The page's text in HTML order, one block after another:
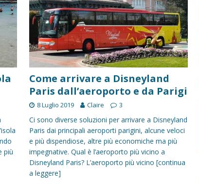
sull’Etna: Guida Completa per Famiglie
SENTIERI,
con bambini: itinerari imperdibili (+ consigli utili)- Parte 1
con i bambini in Sicilia, dove andare?
FATTORIE
Fiumara d’Arte con i bambini, quando la natura incontra l’arte
con i bambini: mare, attività e tour a prova di famiglia
più
Come arrivare a Disneyland
Paris dall’aeroporto e da Parigi
8 Luglio 2019 Claire 3
Ci sono diverse soluzioni per arrivare a Disneyland
Paris dai principali aeroporti parigini, alcune veloci
e più dispendiose, altre più economiche ma più
impegnative. Qual è l’aeroporto più vicino a
Disneyland Paris? L’aeroporto più vicino [continua
a leggere]